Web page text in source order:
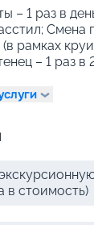
– 1 раз в
Смена
рамках
– 1 раз в
в стоимость)